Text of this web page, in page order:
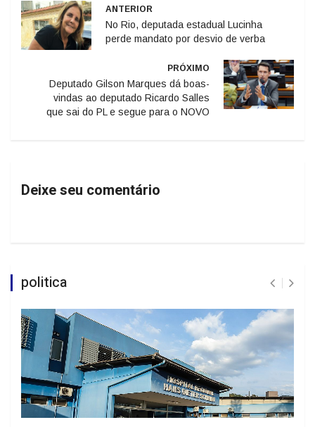
ANTERIOR
No Rio, deputada estadual Lucinha
perde mandato por desvio de verba
PRÓXIMO
Deputado Gilson Marques dá boas-
vindas ao deputado Ricardo Salles
que sai do PL e segue para o NOVO
Deixe seu comentário
politica